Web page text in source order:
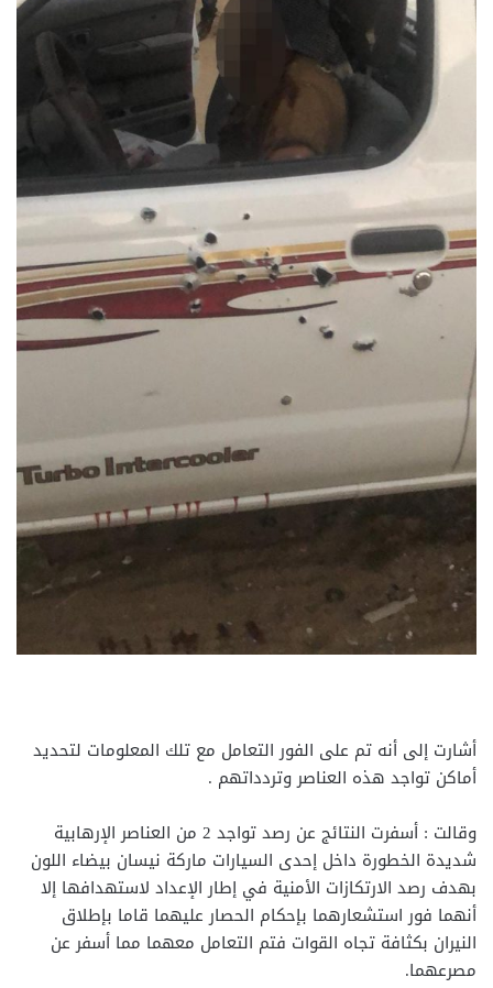
أشارت إلى أنه تم على الفور التعامل مع تلك المعلومات لتحديد
أماكن تواجد هذه العناصر وتردداتهم .
وقالت : أسفرت النتائج عن رصد تواجد 2 من العناصر الإرهابية
شديدة الخطورة داخل إحدى السيارات ماركة نيسان بيضاء اللون
بهدف رصد الارتكازات الأمنية في إطار الإعداد لاستهدافها إلا
أنهما فور استشعارهما بإحكام الحصار عليهما قاما بإطلاق
النيران بكثافة تجاه القوات فتم التعامل معهما مما أسفر عن
مصرعهما.